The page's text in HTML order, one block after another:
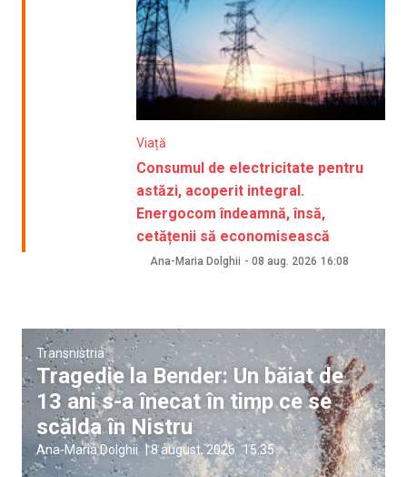
Viață
Consumul de electricitate pentru
astăzi, acoperit integral.
Energocom îndeamnă, însă,
cetățenii să economisească
Ana-Maria Dolghii - 08 aug. 2026 16:08
Transnistria
Tragedie la Bender: Un băiat de
13 ani s-a înecat în timp ce se
scălda în Nistru
Ana-Maria Dolghii |8 august, 2026 15:35